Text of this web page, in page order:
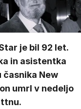
je bil 92 let.
in asistentka
časnika New
umrl v nedeljo